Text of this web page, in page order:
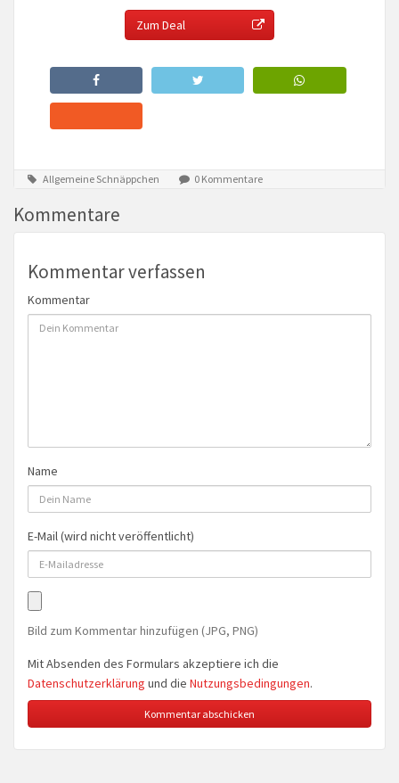
Zum Deal
Allgemeine Schnäppchen 0 Kommentare
Kommentare
Kommentar verfassen
Kommentar
Name
E-Mail (wird nicht veröffentlicht)
Bild zum Kommentar hinzufügen (JPG, PNG)
Mit Absenden des Formulars akzeptiere ich die
Datenschutzerklärung und die Nutzungsbedingungen.